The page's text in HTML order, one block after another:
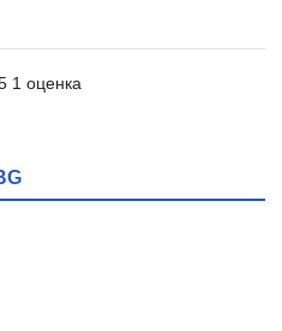
1 оценка